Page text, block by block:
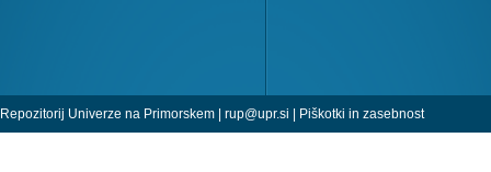
Repozitorij Univerze na Primorskem | rup@upr.si | Piškotki in zasebnost